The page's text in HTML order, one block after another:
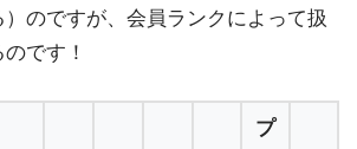
のですが、会員ランクによって扱
です！
プ